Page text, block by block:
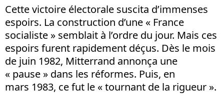
Cette victoire électorale suscita d’immenses
espoirs. La construction d’une « France
socialiste » semblait à l’ordre du jour. Mais ces
espoirs furent rapidement déçus. Dès le mois
de juin 1982, Mitterrand annonça une
« pause » dans les réformes. Puis, en
mars 1983, ce fut le « tournant de la rigueur ».